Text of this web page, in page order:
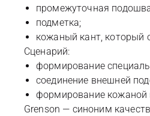
промежуточная
подметка;
кожаный кант, который
Сценарий:
формирование
соединение внешней
формирование кожаной
Grenson — синоним